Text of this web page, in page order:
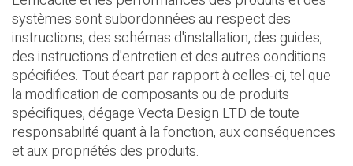
systèmes sont subordonnées au respect des
instructions, des schémas d'installation, des guides,
des instructions d'entretien et des autres conditions
spécifiées. Tout écart par rapport à celles-ci, tel que
la modification de composants ou de produits
spécifiques, dégage Vecta Design LTD de toute
responsabilité quant à la fonction, aux conséquences
et aux propriétés des produits.